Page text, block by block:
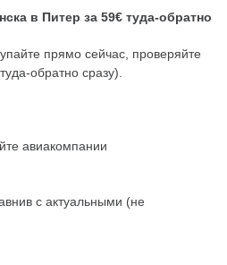
в Питер за 59€ туда-обратно
прямо сейчас, проверяйте
обратно сразу).
авиакомпании
с актуальными (не